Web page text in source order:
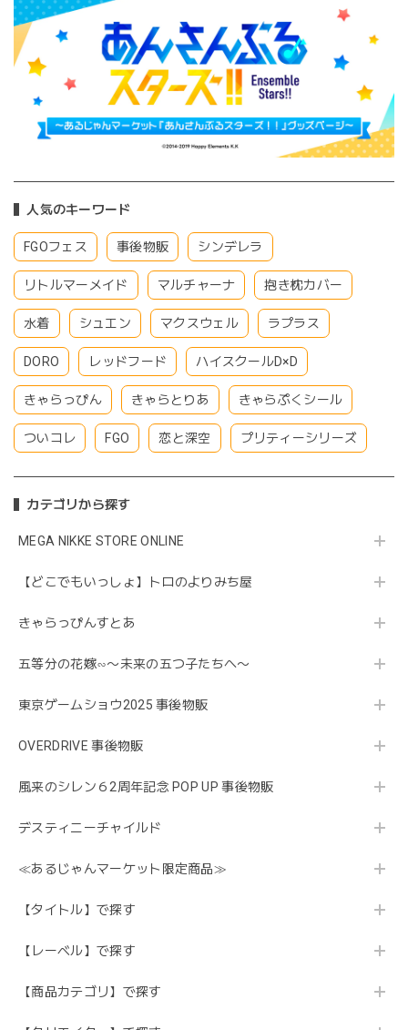
人気のキーワード
FGOフェス 事後物販 シンデレラ
リトルマーメイド マルチャーナ 抱き枕カバー
水着 シュエン マクスウェル ラプラス
DORO レッドフード ハイスクールD×D
きゃらっぴん きゃらとりあ きゃらぷくシール
ついコレ FGO 恋と深空 プリティーシリーズ
カテゴリから探す
MEGA NIKKE STORE ONLINE
【どこでもいっしょ】トロのよりみち屋
きゃらっぴんすとあ
五等分の花嫁∽〜未来の五つ子たちへ〜
東京ゲームショウ2025 事後物販
OVERDRIVE 事後物販
風来のシレン６2周年記念 POP UP 事後物販
デスティニーチャイルド
≪あるじゃんマーケット限定商品≫
【タイトル】で探す
【レーベル】で探す
【商品カテゴリ】で探す